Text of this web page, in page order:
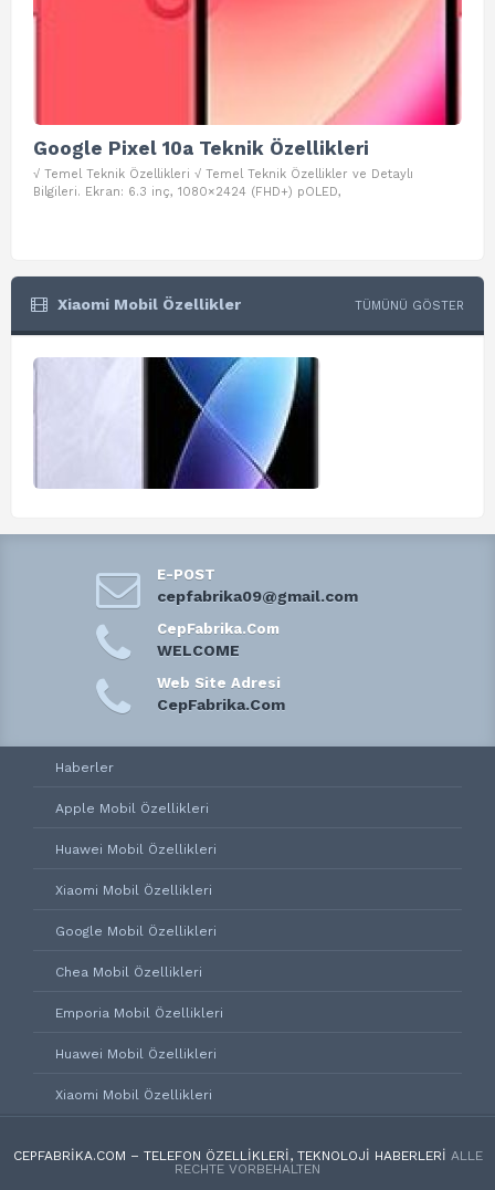
Google Pixel 10a Teknik Özellikleri
√ Temel Teknik Özellikleri √ Temel Teknik Özellikler ve Detaylı
Bilgileri. Ekran: 6.3 inç, 1080×2424 (FHD+) pOLED,
Xiaomi Mobil Özellikler TÜMÜNÜ GÖSTER
E-POST
cepfabrika09@gmail.com
CepFabrika.Com
WELCOME
Web Site Adresi
CepFabrika.Com
Haberler
Apple Mobil Özellikleri
Huawei Mobil Özellikleri
Xiaomi Mobil Özellikleri
Google Mobil Özellikleri
Chea Mobil Özellikleri
Emporia Mobil Özellikleri
Huawei Mobil Özellikleri
Xiaomi Mobil Özellikleri
CEPFABRIKA.COM – TELEFON ÖZELLIKLERI, TEKNOLOJI HABERLERI ALLE
RECHTE VORBEHALTEN